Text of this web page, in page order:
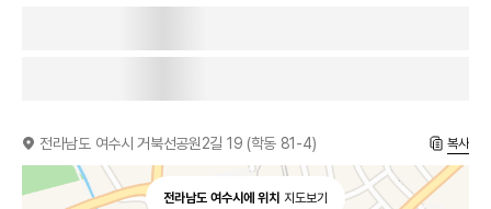
전라남도 여수시 거북선공원2길 19 (학동 81-4) 복사
전라남도 여수시에 위치 지도보기